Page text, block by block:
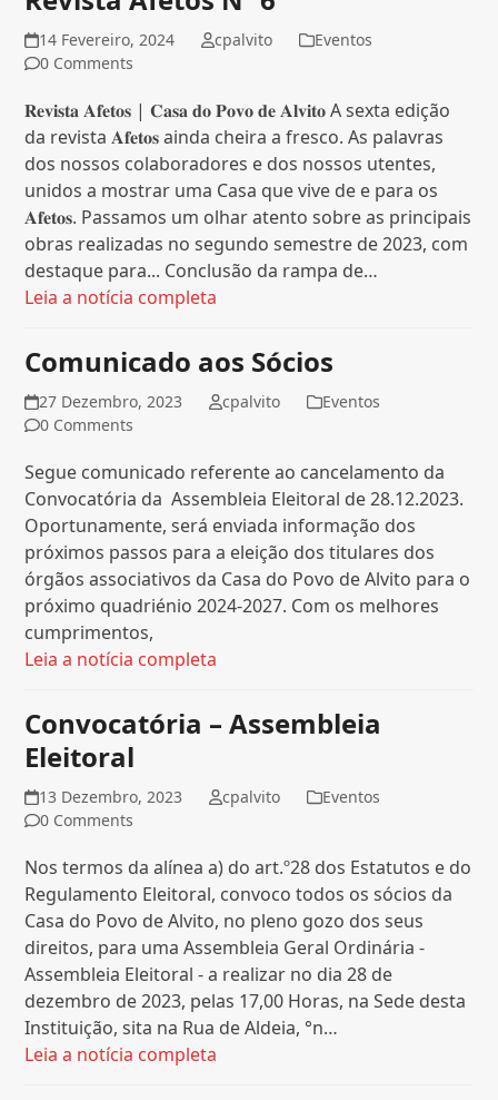
14 Fevereiro, 2024 cpalvito
Eventos
0 Comments
𝐑𝐞𝐯𝐢𝐬𝐭𝐚 𝐀𝐟𝐞𝐭𝐨𝐬 | 𝐂𝐚𝐬𝐚 𝐝𝐨 𝐏𝐨𝐯𝐨 𝐝𝐞 𝐀𝐥𝐯𝐢𝐭𝐨 A sexta edição
da revista 𝐀𝐟𝐞𝐭𝐨𝐬 ainda cheira a fresco. As palavras
dos nossos colaboradores e dos nossos utentes,
unidos a mostrar uma Casa que vive de e para os
𝐀𝐟𝐞𝐭𝐨𝐬. Passamos um olhar atento sobre as principais
obras realizadas no segundo semestre de 2023, com
destaque para... Conclusão da rampa de…
Leia a notícia completa
Comunicado aos Sócios
27 Dezembro, 2023 cpalvito
Eventos
0 Comments
Segue comunicado referente ao cancelamento da
Convocatória da Assembleia Eleitoral de 28.12.2023.
Oportunamente, será enviada informação dos
próximos passos para a eleição dos titulares dos
órgãos associativos da Casa do Povo de Alvito para o
próximo quadriénio 2024-2027. Com os melhores
cumprimentos,
Leia a notícia completa
Convocatória – Assembleia
Eleitoral
13 Dezembro, 2023 cpalvito
Eventos
0 Comments
Nos termos da alínea a) do art.º28 dos Estatutos e do
Regulamento Eleitoral, convoco todos os sócios da
Casa do Povo de Alvito, no pleno gozo dos seus
direitos, para uma Assembleia Geral Ordinária -
Assembleia Eleitoral - a realizar no dia 28 de
dezembro de 2023, pelas 17,00 Horas, na Sede desta
Instituição, sita na Rua de Aldeia, °n…
Leia a notícia completa